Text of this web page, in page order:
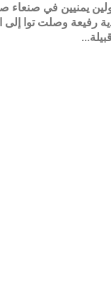
يمنيين في صنعاء
رفيعة وصلت توا إلى